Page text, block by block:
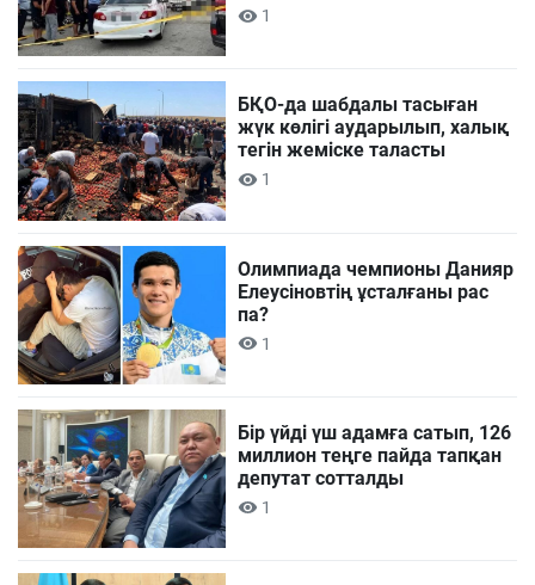
1
БҚО-да шабдалы тасыған
жүк көлігі аударылып, халық
тегін жеміске таласты
1
Олимпиада чемпионы Данияр
Елеусіновтің ұсталғаны рас
па?
1
Бір үйді үш адамға сатып, 126
миллион теңге пайда тапқан
депутат сотталды
1